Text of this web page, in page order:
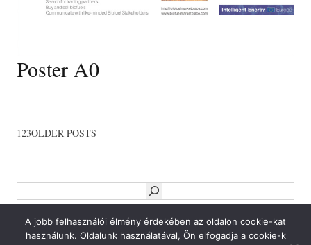
Poster A0
Bejegyzések
123OLDER POSTS
Facebook
Twitter
Google
YouTube
A jobb felhasználói élmény érdekében az oldalon cookie-kat
használunk. Oldalunk használatával, Ön elfogadja a cookie-k